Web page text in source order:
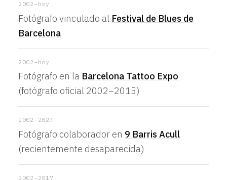
2002–hoy
Fotógrafo vinculado al Festival de Blues de
Barcelona
2002–hoy
Fotógrafo en la Barcelona Tattoo Expo
(fotógrafo oficial 2002–2015)
2002–2024
Fotógrafo colaborador en 9 Barris Acull
(recientemente desaparecida)
2002–2017